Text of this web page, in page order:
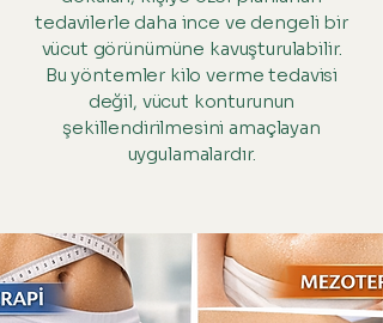
tedavilerle daha ince ve dengeli bir
vücut görünümüne kavuşturulabilir.
Bu yöntemler kilo verme tedavisi
değil, vücut konturunun
şekillendirilmesini amaçlayan
uygulamalardır.